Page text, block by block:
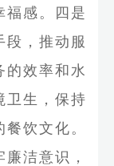
福感。四是
段，推动服
的效率和水
卫生，保持
饮文化。
洁意识，